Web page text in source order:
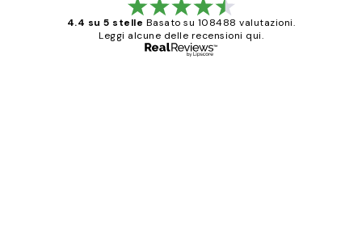
4.4 su 5 stelle Basato su 108488 valutazioni.
Leggi alcune delle recensioni qui.